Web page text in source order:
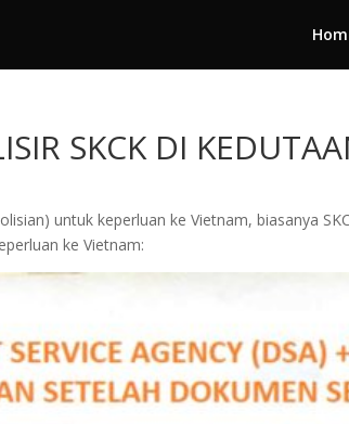
SKCK DI
untuk keperluan ke Vietnam, biasanya
ke Vietnam: